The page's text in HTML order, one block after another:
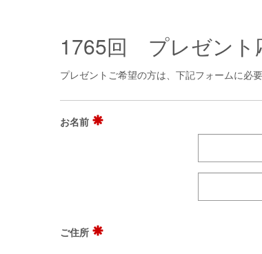
1765回 プレゼント
プレゼントご希望の方は、下記フォームに必
お名前
ご住所